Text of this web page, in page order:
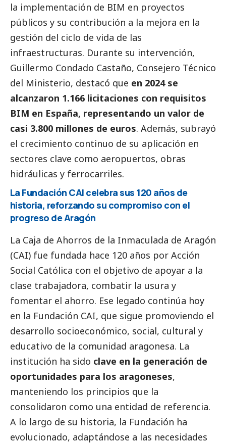
la implementación de BIM en proyectos
públicos y su contribución a la mejora en la
gestión del ciclo de vida de las
infraestructuras. Durante su intervención,
Guillermo Condado Castaño, Consejero Técnico
del Ministerio, destacó que en 2024 se
alcanzaron 1.166 licitaciones con requisitos
BIM en España, representando un valor de
casi 3.800 millones de euros. Además, subrayó
el crecimiento continuo de su aplicación en
sectores clave como aeropuertos, obras
hidráulicas y ferrocarriles.
La Fundación CAI celebra sus 120 años de
historia, reforzando su compromiso con el
progreso de Aragón
La Caja de Ahorros de la Inmaculada de Aragón
(CAI) fue fundada hace 120 años por Acción
Social Católica con el objetivo de apoyar a la
clase trabajadora, combatir la usura y
fomentar el ahorro. Ese legado continúa hoy
en la Fundación CAI, que sigue promoviendo el
desarrollo socioeconómico, social, cultural y
educativo de la comunidad aragonesa. La
institución ha sido clave en la generación de
oportunidades para los aragoneses,
manteniendo los principios que la
consolidaron como una entidad de referencia.
A lo largo de su historia, la Fundación ha
evolucionado, adaptándose a las necesidades